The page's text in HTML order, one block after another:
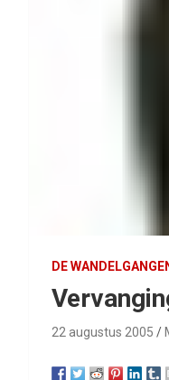
DE
22 augustus 2005